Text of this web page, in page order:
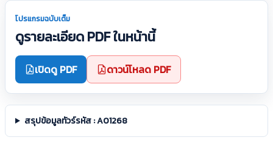
โปรแกรมฉบับเต็ม
ดูรายละเอียด PDF ในหน้านี้
เปิดดู PDF ดาวน์โหลด PDF
สรุปข้อมูลทัวร์รหัส : A01268